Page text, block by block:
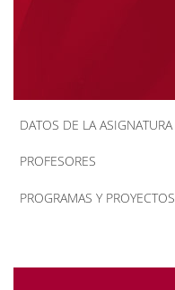
DATOS DE LA ASIGNATURA
PROFESORES
PROGRAMAS Y PROYECTOS